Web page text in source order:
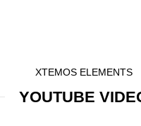
XTEMOS ELEMENTS
YOUTUBE